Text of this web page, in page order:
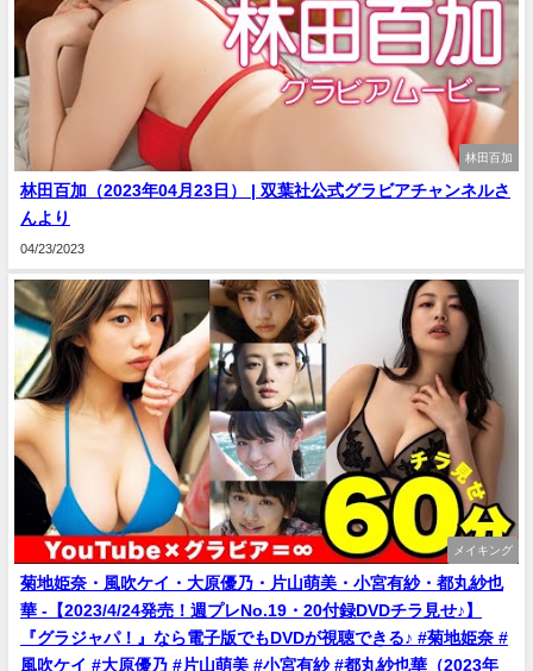
林田百加
林田百加（2023年04月23日） | 双葉社公式グラビアチャンネルさ
んより
04/23/2023
メイキング
菊地姫奈・風吹ケイ・大原優乃・片山萌美・小宮有紗・都丸紗也
華 -【2023/4/24発売！週プレNo.19・20付録DVDチラ見せ♪】
『グラジャパ！』なら電子版でもDVDが視聴できる♪ #菊地姫奈 #
風吹ケイ #大原優乃 #片山萌美 #小宮有紗 #都丸紗也華（2023年